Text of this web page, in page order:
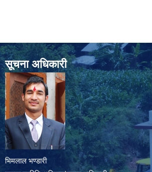
सूचना अधिकारी
भिमलाल भण्डारी